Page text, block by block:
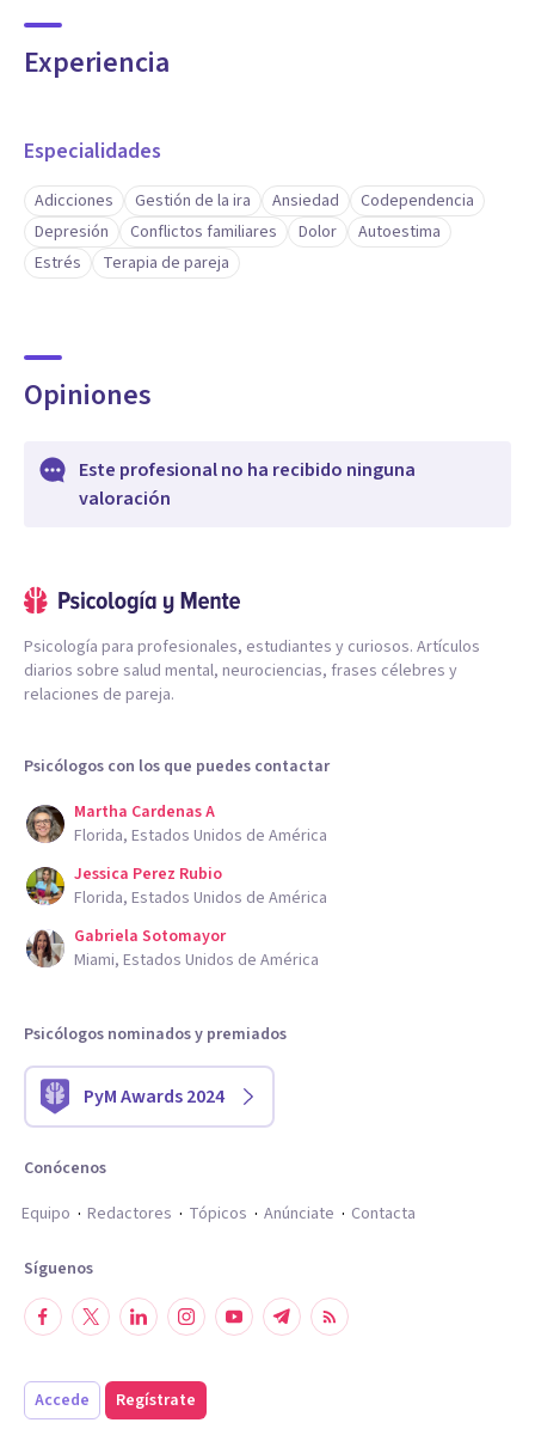
Experiencia
Especialidades
Adicciones Gestión de la ira Ansiedad
Codependencia
Depresión
Conflictos familiares Dolor
Autoestima
Estrés
Terapia de pareja
Opiniones
Este profesional no ha recibido ninguna
valoración
Psicología para profesionales, estudiantes y curiosos. Artículos
diarios sobre salud mental, neurociencias, frases célebres y
relaciones de pareja.
Psicólogos con los que puedes contactar
Martha Cardenas A
Florida, Estados Unidos de América
Jessica Perez Rubio
Florida, Estados Unidos de América
Gabriela Sotomayor
Miami, Estados Unidos de América
Psicólogos nominados y premiados
PyM Awards 2024
Conócenos
Equipo
Redactores Tópicos Anúnciate Contacta
Síguenos
Accede Regístrate